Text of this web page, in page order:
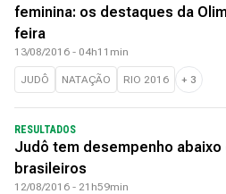
feminina: os destaques da
feira
13/08/2016 - 04h11min
JUDÔ NATAÇÃO RIO 2016 + 3
RESULTADOS
Judô tem desempenho
brasileiros
12/08/2016 - 21h59min